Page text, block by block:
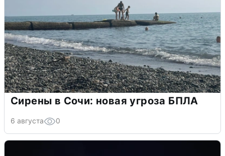
Сирены в Сочи: новая угроза БПЛА
6 августа 0